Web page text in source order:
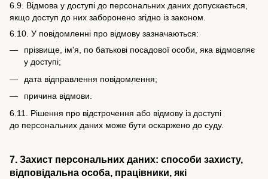
6.9. Відмова у доступі до персональних даних допускається,
якщо доступ до них заборонено згідно із законом.
6.10. У повідомленні про відмову зазначаються:
прізвище, ім'я, по батькові посадової особи, яка відмовляє
у доступі;
дата відправлення повідомлення;
причина відмови.
6.11. Рішення про відстрочення або відмову із доступі
до персональних даних може бути оскаржено до суду.
7. Захист персональних даних: способи захисту,
відповідальна особа, працівники, які